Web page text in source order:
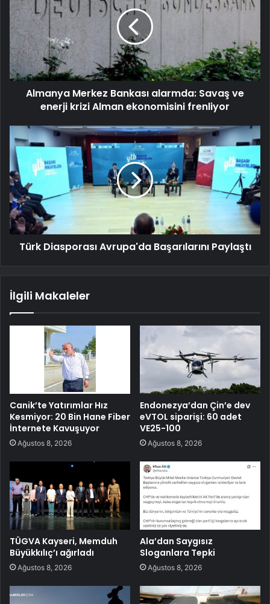
Almanya Merkez Bankası alarmda: Savaş ve
enerji krizi Alman ekonomisini frenliyor
Türk Diasporası Avrupa'da Başarılarını Paylaştı
İlgili Makaleler
Canik’te Yatırımlar Hız
Kesmiyor: 20 Bin Hane Fiber
İnternete Kavuşuyor
Ağustos 8, 2026
Endonezya’dan Çin’e dev
eVTOL siparişi: 60 adet
VE25-100
Ağustos 8, 2026
TÜGVA Kayseri, Memduh
Büyükkılıç’ı ağırladı
Ağustos 8, 2026
Ala’dan Saygısız
Sloganlara Tepki
Ağustos 8, 2026